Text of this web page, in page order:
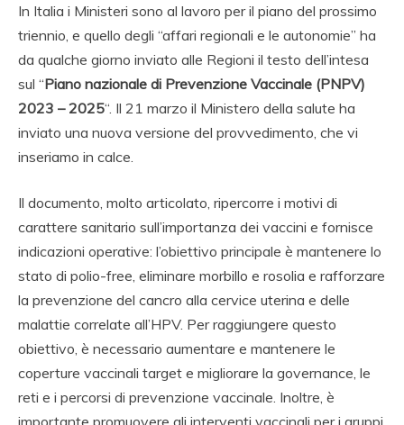
In Italia i Ministeri sono al lavoro per il piano del prossimo
triennio, e quello degli “affari regionali e le autonomie” ha
da qualche giorno inviato alle Regioni il testo dell’intesa
sul “Piano nazionale di Prevenzione Vaccinale (PNPV)
2023 – 2025“. Il 21 marzo il Ministero della salute ha
inviato una nuova versione del provvedimento, che vi
inseriamo in calce.
Il documento, molto articolato, ripercorre i motivi di
carattere sanitario sull’importanza dei vaccini e fornisce
indicazioni operative: l’obiettivo principale è mantenere lo
stato di polio-free, eliminare morbillo e rosolia e rafforzare
la prevenzione del cancro alla cervice uterina e delle
malattie correlate all’HPV. Per raggiungere questo
obiettivo, è necessario aumentare e mantenere le
coperture vaccinali target e migliorare la governance, le
reti e i percorsi di prevenzione vaccinale. Inoltre, è
importante promuovere gli interventi vaccinali per i gruppi